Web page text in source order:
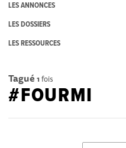
LES ANNONCES
LES DOSSIERS
LES RESSOURCES
Tagué 1 fois
#FOURMI